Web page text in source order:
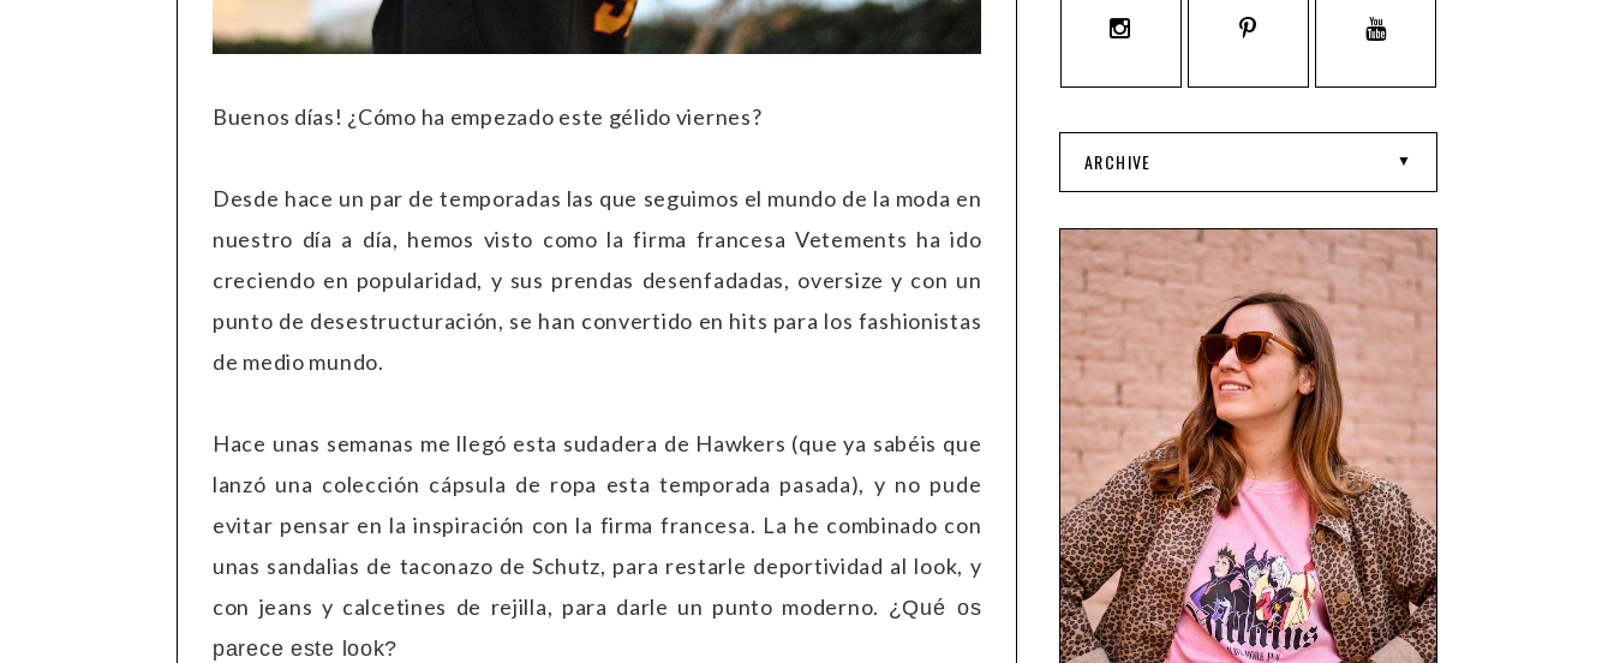
Buenos días! ¿Cómo ha empezado este gélido viernes?
Desde hace un par de temporadas las que seguimos el mundo de la moda en
nuestro día a día, hemos visto como la firma francesa Vetements ha ido
creciendo en popularidad, y sus prendas desenfadadas, oversize y con un
punto de desestructuración, se han convertido en hits para los fashionistas
de medio mundo.
Hace unas semanas me llegó esta sudadera de Hawkers (que ya sabéis que
lanzó una colección cápsula de ropa esta temporada pasada), y no pude
evitar pensar en la inspiración con la firma francesa. La he combinado con
unas sandalias de taconazo de Schutz, para restarle deportividad al look, y
con jeans y calcetines de rejilla, para darle un punto moderno. ¿Qué os
parece este look?
ARCHIVE